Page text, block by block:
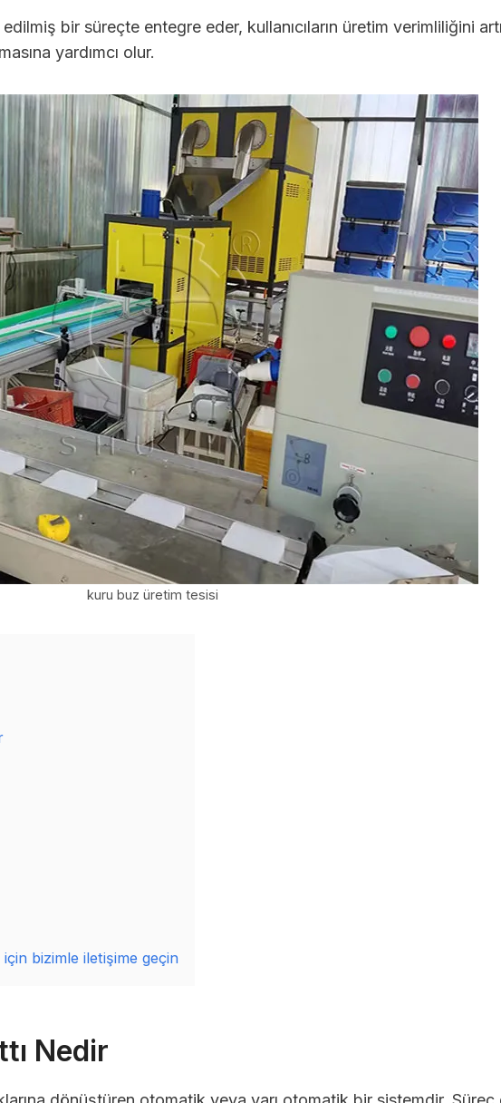
bir süreçte entegre eder, kullanıcıların üretim verimliliğini
yardımcı olur.
kuru buz üretim tesisi
bizimle iletişime geçin
Nedir